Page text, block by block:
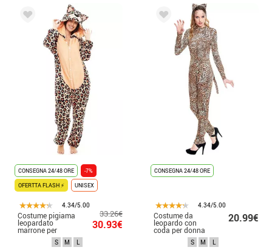
CONSEGNA 24/48 ORE
-7%
OFERTTA FLASH ⚡
UNISEX
4.34/5.00
Costume pigiama
leopardato
marrone per
33.26€
30.93€
S M L
CONSEGNA 24/48 ORE
4.34/5.00
Costume da
leopardo con
coda per donna
20.99€
S M L